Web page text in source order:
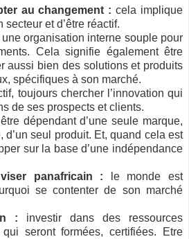
au changement : cela implique
et d’être réactif.
organisation interne souple pour
Cela signifie également être
aussi bien des solutions et produits
spécifiques à son marché.
toujours chercher l’innovation qui
de ses prospects et clients.
dépendant d’une seule marque,
d’un seul produit. Et, quand cela est
sur la base d’une indépendance
panafricain : le monde est
se contenter de son marché
: investir dans des ressources
qui seront formées, certifiées. Etre